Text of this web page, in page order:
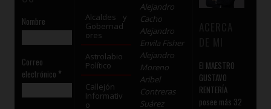
Nombre
Correo
electrónico *
Alcaldes y
Gobernad
ores
Astrolabio
Político
Callejón
Informativ
o
Alejandro
Cacho
Alejandro
Envila Fisher
Alejandro
Moreno
Aribel
Contreras
Suárez
El MAESTRO
GUSTAVO
RENTERÍA
posee más 32